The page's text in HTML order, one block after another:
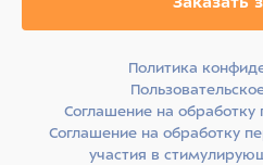
Политика
Соглашение на обработку
Соглашение на обработку
участия в